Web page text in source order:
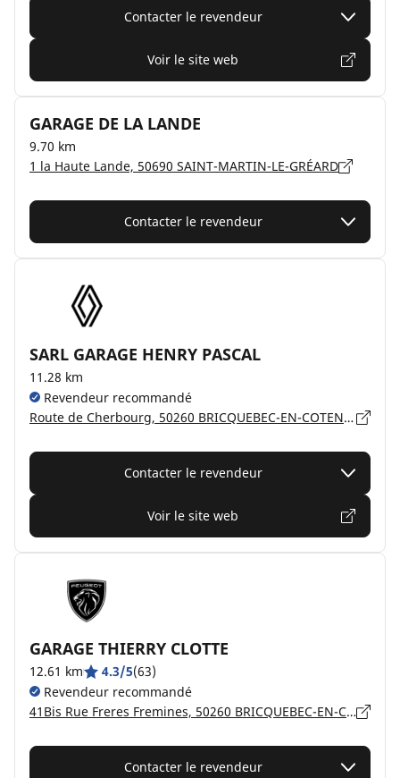
Contacter le revendeur
Voir le site web
GARAGE DE LA LANDE
9.70 km
1 la Haute Lande, 50690 SAINT-MARTIN-LE-GRÉARD
Contacter le revendeur
SARL GARAGE HENRY PASCAL
11.28 km
Revendeur recommandé
Route de Cherbourg, 50260 BRICQUEBEC-EN-COTENTIN
Contacter le revendeur
Voir le site web
GARAGE THIERRY CLOTTE
12.61 km 4.3/5(63)
Revendeur recommandé
41Bis Rue Freres Fremines, 50260 BRICQUEBEC-EN-COTENTIN
Contacter le revendeur